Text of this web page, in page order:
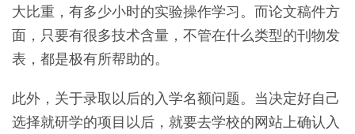
大比重，有多少小时的实验操作学习。而论文稿件方
面，只要有很多技术含量，不管在什么类型的刊物发
表，都是极有所帮助的。
此外，关于录取以后的入学名额问题。当决定好自己
选择就研学的项目以后，就要去学校的网站上确认入